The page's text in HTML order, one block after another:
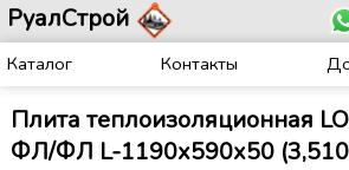
РуалСтрой
Каталог Контакты
Плита теплоизоляционная
ФЛ/ФЛ L-1190х590х50